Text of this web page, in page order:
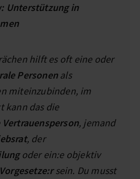
Unterstützung in
hilft es oft eine oder
Personenals
miteinzubinden, im
kann das die
Vertrauensperson, jemand
, der
oder ein:e objektiv
Vorgesetze:rsein. Du musst